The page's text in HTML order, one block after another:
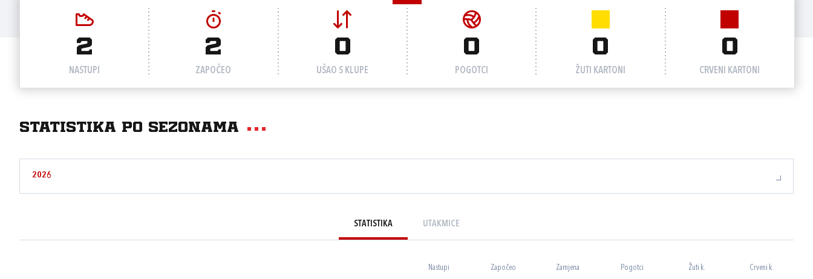
2
NASTUPI
2
ZAPOČEO
0
UŠAO S KLUPE
0
POGOTCI
0
ŽUTI KARTONI
0
CRVENI KARTONI
Statistika po sezonama
2026
STATISTIKA UTAKMICE
Nastupi Započeo Zamjena Pogotci Žuti k. Crveni k.